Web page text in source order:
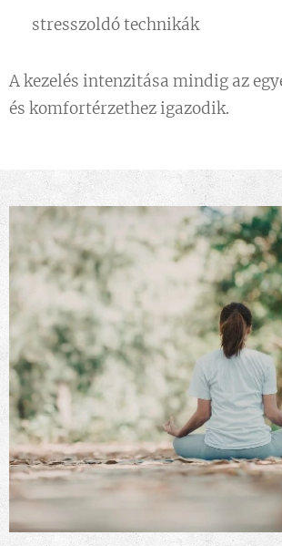
🌿 stresszoldó technikák
A kezelés intenzitása mindig az
és komfortérzethez igazodik.